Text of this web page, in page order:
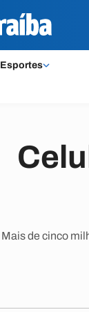
Esportes
Mais de cinco